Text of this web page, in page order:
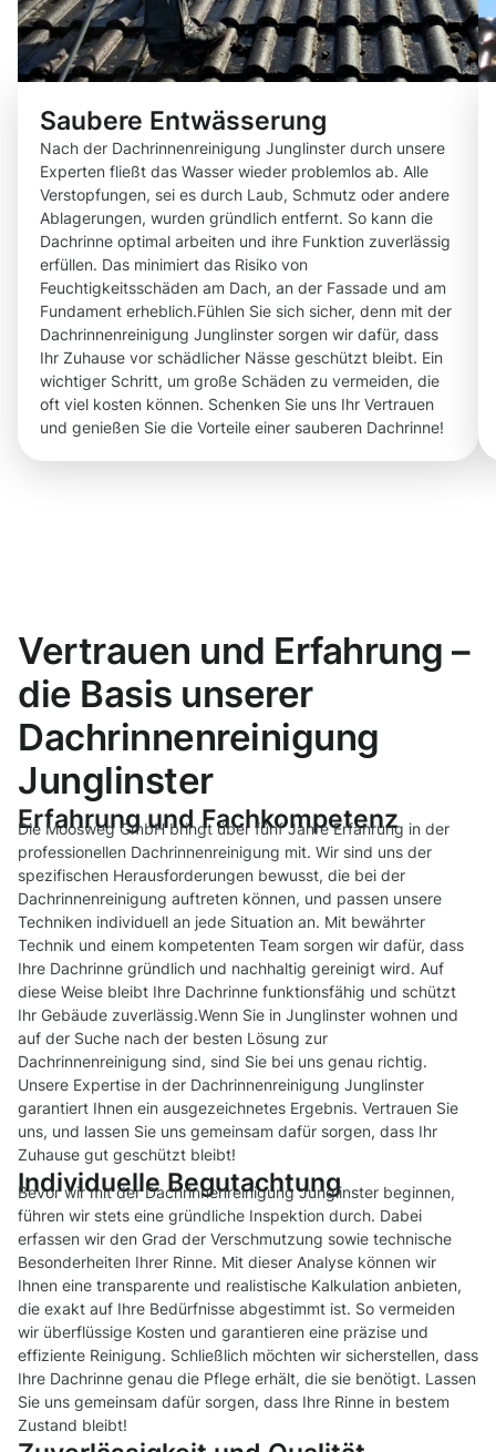
Saubere Entwässerung
Nach der Dachrinnenreinigung Junglinster durch unsere
Experten fließt das Wasser wieder problemlos ab. Alle
Verstopfungen, sei es durch Laub, Schmutz oder andere
Ablagerungen, wurden gründlich entfernt. So kann die
Dachrinne optimal arbeiten und ihre Funktion zuverlässig
erfüllen. Das minimiert das Risiko von
Feuchtigkeitsschäden am Dach, an der Fassade und am
Fundament erheblich.Fühlen Sie sich sicher, denn mit der
Dachrinnenreinigung Junglinster sorgen wir dafür, dass
Ihr Zuhause vor schädlicher Nässe geschützt bleibt. Ein
wichtiger Schritt, um große Schäden zu vermeiden, die
oft viel kosten können. Schenken Sie uns Ihr Vertrauen
und genießen Sie die Vorteile einer sauberen Dachrinne!
Vertrauen und Erfahrung –
die Basis unserer
Dachrinnenreinigung
Junglinster
Erfahrung und Fachkompetenz
Die Moosweg GmbH bringt über fünf Jahre Erfahrung in der
professionellen Dachrinnenreinigung mit. Wir sind uns der
spezifischen Herausforderungen bewusst, die bei der
Dachrinnenreinigung auftreten können, und passen unsere
Techniken individuell an jede Situation an. Mit bewährter
Technik und einem kompetenten Team sorgen wir dafür, dass
Ihre Dachrinne gründlich und nachhaltig gereinigt wird. Auf
diese Weise bleibt Ihre Dachrinne funktionsfähig und schützt
Ihr Gebäude zuverlässig.Wenn Sie in Junglinster wohnen und
auf der Suche nach der besten Lösung zur
Dachrinnenreinigung sind, sind Sie bei uns genau richtig.
Unsere Expertise in der Dachrinnenreinigung Junglinster
garantiert Ihnen ein ausgezeichnetes Ergebnis. Vertrauen Sie
uns, und lassen Sie uns gemeinsam dafür sorgen, dass Ihr
Zuhause gut geschützt bleibt!
Individuelle Begutachtung
Bevor wir mit der Dachrinnenreinigung Junglinster beginnen,
führen wir stets eine gründliche Inspektion durch. Dabei
erfassen wir den Grad der Verschmutzung sowie technische
Besonderheiten Ihrer Rinne. Mit dieser Analyse können wir
Ihnen eine transparente und realistische Kalkulation anbieten,
die exakt auf Ihre Bedürfnisse abgestimmt ist. So vermeiden
wir überflüssige Kosten und garantieren eine präzise und
effiziente Reinigung. Schließlich möchten wir sicherstellen, dass
Ihre Dachrinne genau die Pflege erhält, die sie benötigt. Lassen
Sie uns gemeinsam dafür sorgen, dass Ihre Rinne in bestem
Zustand bleibt!